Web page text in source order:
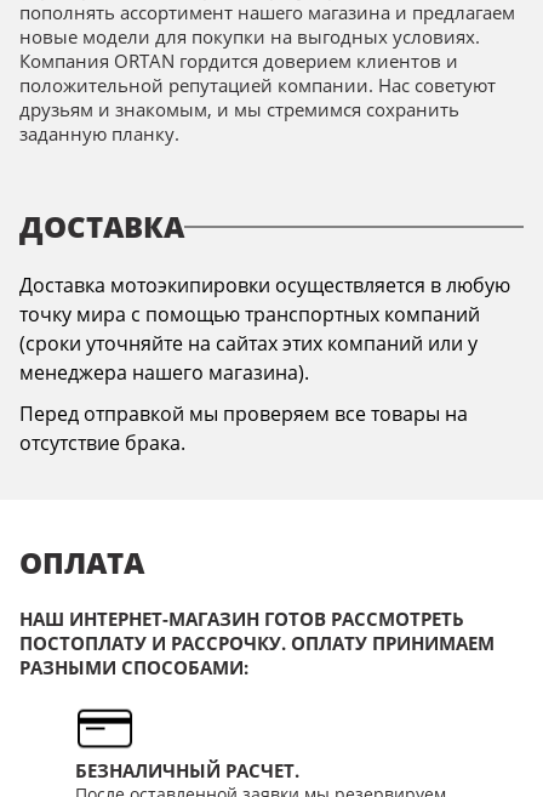
пополнять ассортимент нашего магазина и предлагаем
новые модели для покупки на выгодных условиях.
Компания ORTAN гордится доверием клиентов и
положительной репутацией компании. Нас советуют
друзьям и знакомым, и мы стремимся сохранить
заданную планку.
ДОСТАВКА
Доставка мотоэкипировки осуществляется в любую
точку мира с помощью транспортных компаний
(сроки уточняйте на сайтах этих компаний или у
менеджера нашего магазина).
Перед отправкой мы проверяем все товары на
отсутствие брака.
ОПЛАТА
НАШ ИНТЕРНЕТ-МАГАЗИН ГОТОВ РАССМОТРЕТЬ
ПОСТОПЛАТУ И РАССРОЧКУ. ОПЛАТУ ПРИНИМАЕМ
РАЗНЫМИ СПОСОБАМИ:
БЕЗНАЛИЧНЫЙ РАСЧЕТ.